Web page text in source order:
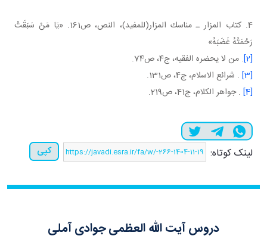
4. كتاب المزار ـ مناسك المزار(للمفيد)، النص، ص161. «يَا مَنْ‏ سَبَقَتْ‏
رَحْمَتُهُ‏ غَضَبَهُ»
[2] . من لا يحضره الفقيه، ج4، ص74.
[3]
. شرائع الاسلام، ج4، ص131.
[4]
. جواهر الکلام، ج41، ص219.
لینک کوتاه: کپی
دروس آیت الله العظمی جوادی آملی